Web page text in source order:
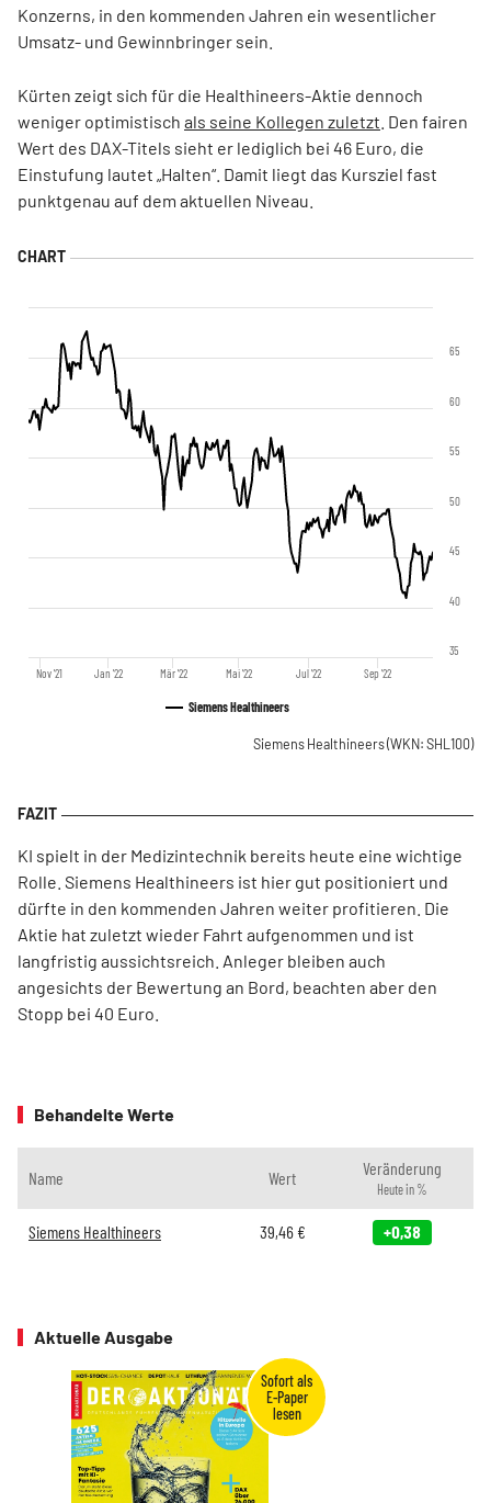
Konzerns, in den kommenden Jahren ein wesentlicher
Umsatz- und Gewinnbringer sein.
Kürten zeigt sich für die Healthineers-Aktie dennoch
weniger optimistisch als seine Kollegen zuletzt . Den fairen
Wert des DAX-Titels sieht er lediglich bei 46 Euro, die
Einstufung lautet „Halten“. Damit liegt das Kursziel fast
punktgenau auf dem aktuellen Niveau.
Siemens Healthineers
Nov '21 Jan '22 Mär '22 Mai '22 Jul '22 Sep '22
35
40
45
50
55
60
65
Siemens Healthineers(WKN: SHL100)
KI spielt in der Medizintechnik bereits heute eine wichtige
Rolle. Siemens Healthineers ist hier gut positioniert und
dürfte in den kommenden Jahren weiter profitieren. Die
Aktie hat zuletzt wieder Fahrt aufgenommen und ist
langfristig aussichtsreich. Anleger bleiben auch
angesichts der Bewertung an Bord, beachten aber den
Stopp bei 40 Euro.
Behandelte Werte
Name Wert Veränderung
Heute in %
Siemens Healthineers 39,46€ +0,38
Aktuelle Ausgabe